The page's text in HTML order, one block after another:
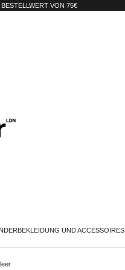
VON 75€
BEKLEIDUNG UND ACCESSOIRES